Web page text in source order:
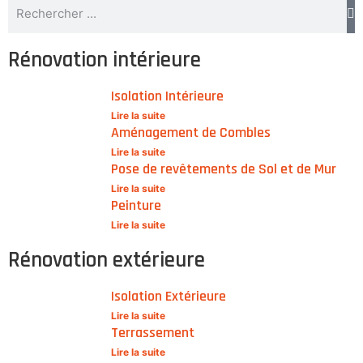
Rénovation intérieure
Isolation Intérieure
Lire la suite
Aménagement de Combles
Lire la suite
Pose de revêtements de Sol et de Mur
Lire la suite
Peinture
Lire la suite
Rénovation extérieure
Isolation Extérieure
Lire la suite
Terrassement
Lire la suite